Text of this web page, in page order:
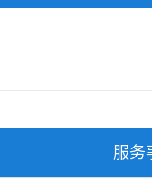
服务